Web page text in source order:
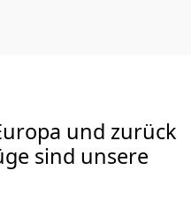
und zurück
sind unsere